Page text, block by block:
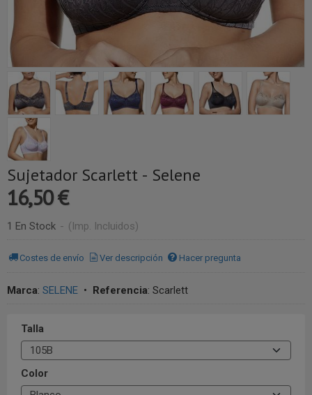
Sujetador Scarlett - Selene
16,50 €
1 En Stock - (Imp. Incluidos)
Costes de envío Ver descripción Hacer pregunta
Marca: SELENE • Referencia: Scarlett
Talla
Color